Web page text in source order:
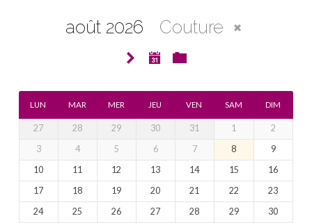
août 2026 Couture
LUN MAR MER JEU VEN SAM DIM
27 28 29 30 31 1
2
3
4 5 6 7 8
9
10
11 12 13 14 15
16
17
18 19 20 21 22
23
24
25 26 27 28 29
30